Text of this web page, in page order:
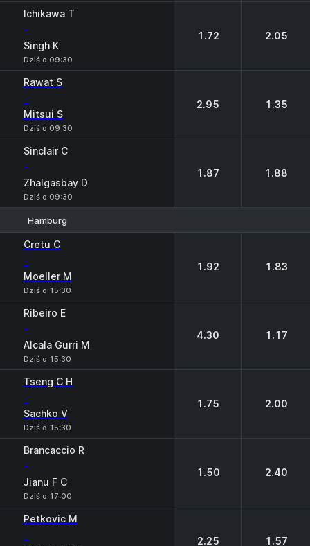
Ichikawa T
-
Singh K
Dziś o 09:30
1.72 2.05
Rawat S
-
Mitsui S
Dziś o 09:30
2.95 1.35
Sinclair C
-
Zhalgasbay D
Dziś o 09:30
1.87 1.88
Hamburg
Cretu C
-
Moeller M
Dziś o 15:30
1.92 1.83
Ribeiro E
-
Alcala Gurri M
Dziś o 15:30
4.30 1.17
Tseng C H
-
Sachko V
Dziś o 15:30
1.75 2.00
Brancaccio R
-
Jianu F C
Dziś o 17:00
1.50 2.40
Petkovic M
- 2.25 1.57